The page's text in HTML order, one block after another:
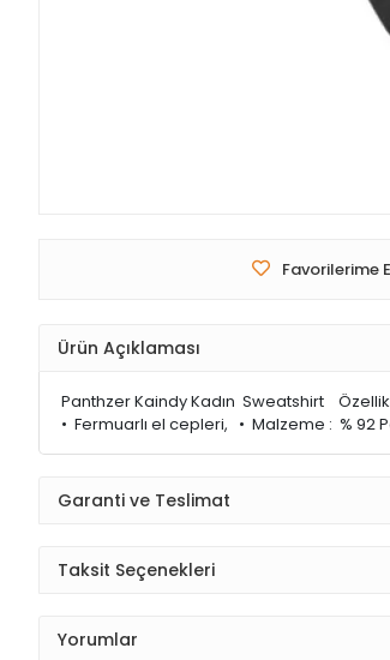
Favorilerime
Ürün Açıklaması
Panthzer Kaindy Kadın Sweatshirt
• Fermuarlı el cepleri, • Malzeme : % 92
Garanti ve Teslimat
Taksit Seçenekleri
Yorumlar